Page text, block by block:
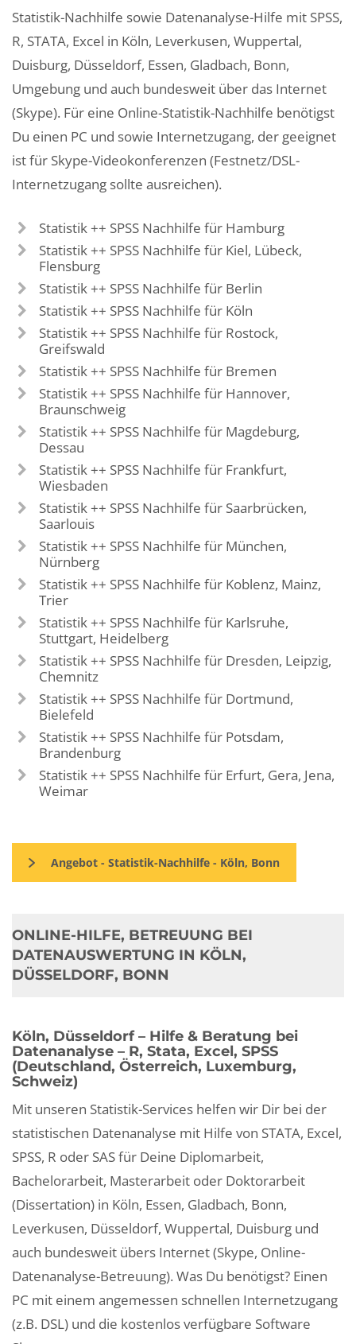
Statistik-Nachhilfe sowie Datenanalyse-Hilfe mit SPSS,
R, STATA, Excel in Köln, Leverkusen, Wuppertal,
Duisburg, Düsseldorf, Essen, Gladbach, Bonn,
Umgebung und auch bundesweit über das Internet
(Skype). Für eine Online-Statistik-Nachhilfe benötigst
Du einen PC und sowie Internetzugang, der geeignet
ist für Skype-Videokonferenzen (Festnetz/DSL-
Internetzugang sollte ausreichen).
Statistik ++ SPSS Nachhilfe für Hamburg
Statistik ++ SPSS Nachhilfe für Kiel, Lübeck,
Flensburg
Statistik ++ SPSS Nachhilfe für Berlin
Statistik ++ SPSS Nachhilfe für Köln
Statistik ++ SPSS Nachhilfe für Rostock,
Greifswald
Statistik ++ SPSS Nachhilfe für Bremen
Statistik ++ SPSS Nachhilfe für Hannover,
Braunschweig
Statistik ++ SPSS Nachhilfe für Magdeburg,
Dessau
Statistik ++ SPSS Nachhilfe für Frankfurt,
Wiesbaden
Statistik ++ SPSS Nachhilfe für Saarbrücken,
Saarlouis
Statistik ++ SPSS Nachhilfe für München,
Nürnberg
Statistik ++ SPSS Nachhilfe für Koblenz, Mainz,
Trier
Statistik ++ SPSS Nachhilfe für Karlsruhe,
Stuttgart, Heidelberg
Statistik ++ SPSS Nachhilfe für Dresden, Leipzig,
Chemnitz
Statistik ++ SPSS Nachhilfe für Dortmund,
Bielefeld
Statistik ++ SPSS Nachhilfe für Potsdam,
Brandenburg
Statistik ++ SPSS Nachhilfe für Erfurt, Gera, Jena,
Weimar
Angebot - Statistik-Nachhilfe - Köln, Bonn
ONLINE-HILFE, BETREUUNG BEI
DATENAUSWERTUNG IN KÖLN,
DÜSSELDORF, BONN
Köln, Düsseldorf – Hilfe & Beratung bei
Datenanalyse – R, Stata, Excel, SPSS
(Deutschland, Österreich, Luxemburg,
Schweiz)
Mit unseren Statistik-Services helfen wir Dir bei der
statistischen Datenanalyse mit Hilfe von STATA, Excel,
SPSS, R oder SAS für Deine Diplomarbeit,
Bachelorarbeit, Masterarbeit oder Doktorarbeit
(Dissertation) in Köln, Essen, Gladbach, Bonn,
Leverkusen, Düsseldorf, Wuppertal, Duisburg und
auch bundesweit übers Internet (Skype, Online-
Datenanalyse-Betreuung). Was Du benötigst? Einen
PC mit einem angemessen schnellen Internetzugang
(z.B. DSL) und die kostenlos verfügbare Software